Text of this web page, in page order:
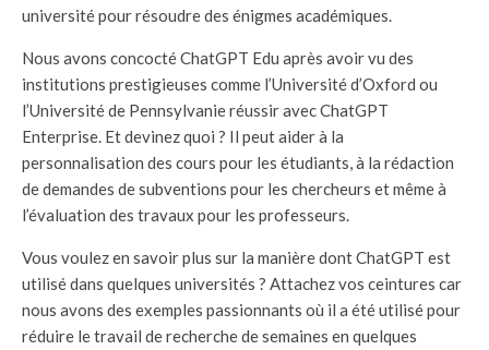
université pour résoudre des énigmes académiques.
Nous avons concocté ChatGPT Edu après avoir vu des
institutions prestigieuses comme l’Université d’Oxford ou
l’Université de Pennsylvanie réussir avec ChatGPT
Enterprise. Et devinez quoi ? Il peut aider à la
personnalisation des cours pour les étudiants, à la rédaction
de demandes de subventions pour les chercheurs et même à
l’évaluation des travaux pour les professeurs.
Vous voulez en savoir plus sur la manière dont ChatGPT est
utilisé dans quelques universités ? Attachez vos ceintures car
nous avons des exemples passionnants où il a été utilisé pour
réduire le travail de recherche de semaines en quelques